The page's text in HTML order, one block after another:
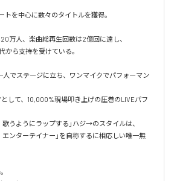
トを中心に数々のタイトルを獲得。
万人、楽曲総再生回数は2億回に達し、
から支持を受けている。
人でステージに立ち、ワンマイクでパフォーマン
として、10,000%現場叩き上げの圧巻のLIVEパフ
歌うようにラップする」ハジ→のスタイルは、
エンターテイナー」を自称するに相応しい唯一無